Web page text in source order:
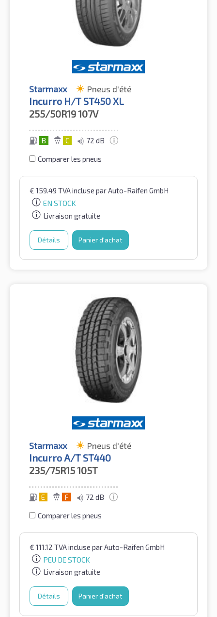
Starmaxx Pneus d'été
Incurro H/T ST450 XL
255/50R19107V
B C 72 dB
Comparer les pneus
€ 159.49 TVA incluse par Auto-Raifen GmbH
EN STOCK
Livraison gratuite
Détails Panier d'achat
Starmaxx Pneus d'été
Incurro A/T ST440
235/75R15105T
E F 72 dB
Comparer les pneus
€ 111.12 TVA incluse par Auto-Raifen GmbH
PEU DE STOCK
Livraison gratuite
Détails Panier d'achat